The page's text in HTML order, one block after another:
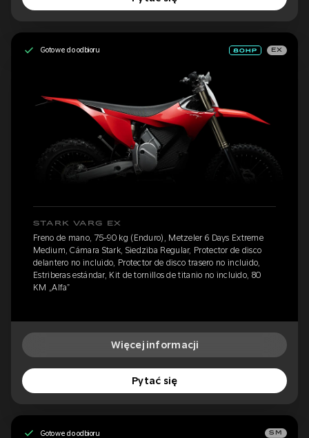
Gotowe do odbioru EX
STARK VARG EX
Freno de mano, 75-90 kg (Enduro), Metzeler 6 Days Extreme
Medium, Cámara Stark, Siedziba Regular, Protector de disco
delantero no incluido, Protector de disco trasero no incluido,
Estriberas estándar, Kit de tornillos de titanio no incluido, 80
KM „Alfa”
Więcej informacji
Pytać się
Gotowe do odbioru SM